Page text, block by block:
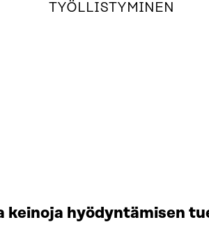
TYÖLLISTYMINEN
keinoja hyödyntämisen